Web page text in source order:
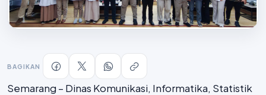
BAGIKAN
Semarang – Dinas Komunikasi, Informatika, Statistik